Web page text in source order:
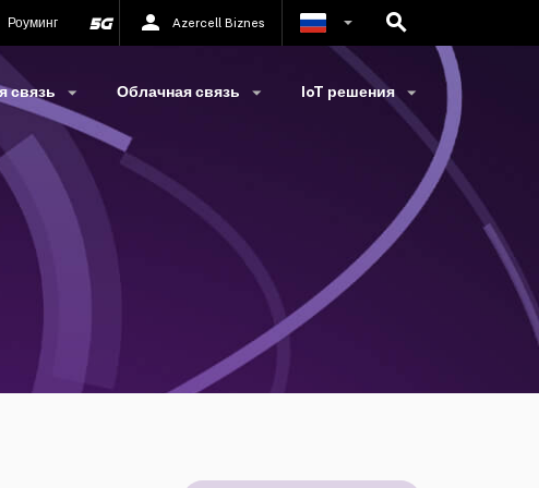
Роуминг Azercell Biznes
связь Облачная связь IoT решения